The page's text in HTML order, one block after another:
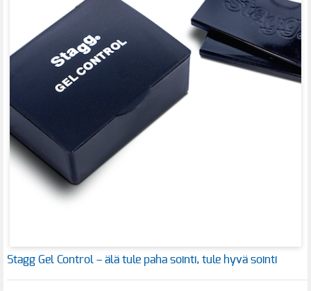
Stagg Gel Control – älä tule paha sointi, tule hyvä sointi